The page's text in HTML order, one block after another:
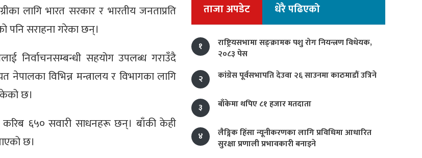
लागि भारत सरकार र भारतीय जनताप्रति
पनि सराहना गरेका छन्।
निर्वाचनसम्बन्धी सहयोग उपलब्ध गराउँदै
विभिन्न मन्त्रालय र विभागका लागि
छ।
करिब ६५० सवारी साधनहरू छन्। बाँकी केही
छ।
ताजा अपडेट धेरै पढिएको
१
राष्ट्रियसभामा सङ्क्रामक पशु रोग नियन्त्रण विधेयक,
२०८३ पेस
२
कांग्रेस पूर्वसभापति देउवा २६ साउनमा काठमाडौं उत्रिने
३ बाँकेमा थपिए ८१ हजार मतदाता
४
लैङ्गिक हिंसा न्यूनीकरणका लागि प्रविधिमा आधारित
सुरक्षा प्रणाली प्रभावकारी बनाइने